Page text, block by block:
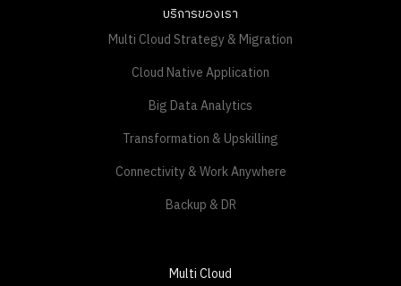
บริการของเรา
Multi Cloud Strategy & Migration
Cloud Native Application
Big Data Analytics
Transformation & Upskilling
Connectivity & Work Anywhere
Backup & DR
Multi Cloud